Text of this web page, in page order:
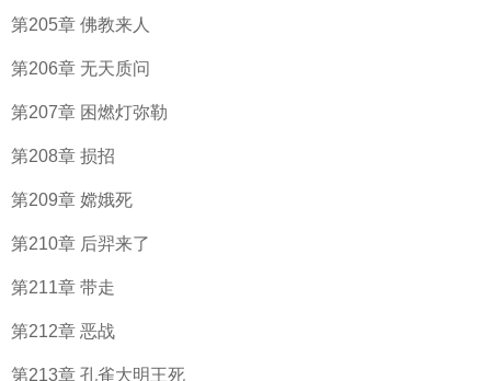
第205章 佛教来人
第206章 无天质问
第207章 困燃灯弥勒
第208章 损招
第209章 嫦娥死
第210章 后羿来了
第211章 带走
第212章 恶战
第213章 孔雀大明王死